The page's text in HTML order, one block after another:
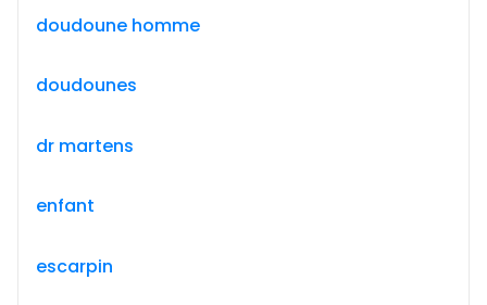
doudoune homme
doudounes
dr martens
enfant
escarpin